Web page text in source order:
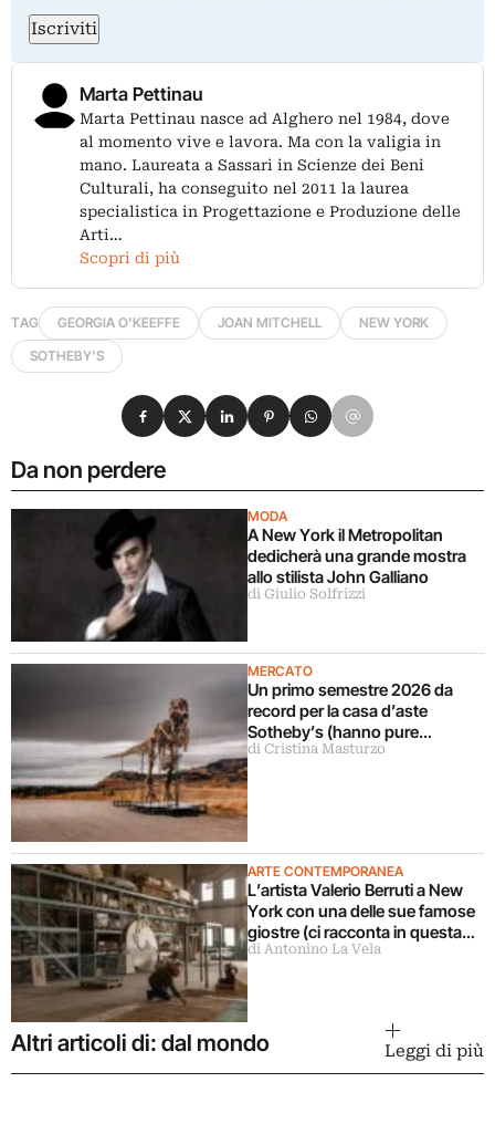
Iscriviti
Marta Pettinau
Marta Pettinau nasce ad Alghero nel 1984, dove
al momento vive e lavora. Ma con la valigia in
mano. Laureata a Sassari in Scienze dei Beni
Culturali, ha conseguito nel 2011 la laurea
specialistica in Progettazione e Produzione delle
Arti…
Scopri di più
TAG GEORGIA O'KEEFFE JOAN MITCHELL
NEW YORK
SOTHEBY'S
Da non perdere
MODA
A New York il Metropolitan
dedicherà una grande mostra
allo stilista John Galliano
di Giulio Solfrizzi
MERCATO
Un primo semestre 2026 da
record per la casa d’aste
Sotheby’s (hanno pure
venduto il dinosauro più
di Cristina Masturzo
ARTE CONTEMPORANEA
L’artista Valerio Berruti a New
York con una delle sue famose
giostre (ci racconta in questa
intervista)
di Antonino La Vela
Condividi su Facebook
Condividi su X
Condividi su LinkedIn
Condividi su Pinterest
Condividi su WhatsApp
Condividi su Email
Altri articoli di: dal mondo Leggi di più